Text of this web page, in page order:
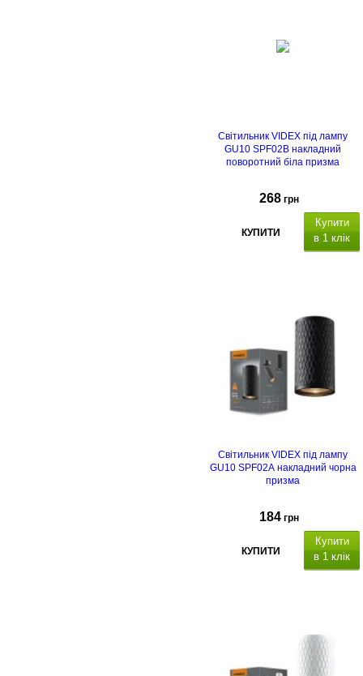
Світильник VIDEX під лампу
GU10 SPF02B накладний
поворотний біла призма
268 грн
КУПИТИ
Купити
в 1 клік
Світильник VIDEX під лампу
GU10 SPF02A накладний чорна
призма
184 грн
КУПИТИ
Купити
в 1 клік